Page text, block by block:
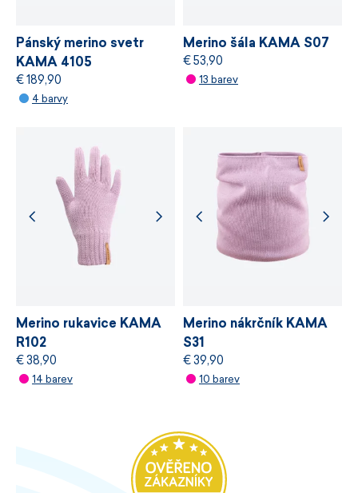
Pánský merino svetr
KAMA 4105
€ 189,90
4 barvy
Merino šála KAMA S07
€ 53,90
13 barev
Merino rukavice KAMA
R102
€ 38,90
14 barev
Merino nákrčník KAMA
S31
€ 39,90
10 barev